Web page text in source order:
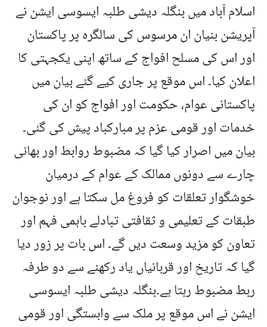
اسلام آباد میں بنگلہ دیشی طلبہ ایسوسی ایشن نے
آپریشن بنیان ان مرسوس کی سالگرہ پر پاکستان
اور اس کی مسلح افواج کے ساتھ اپنی یکجہتی کا
اعلان کیا۔ اس موقع پر جاری کیے گئے بیان میں
پاکستانی عوام، حکومت اور افواج کو ان کی
خدمات اور قومی عزم پر مبارکباد پیش کی گئی۔
بیان میں اصرار کیا گیا کہ مضبوط روابط اور بھائی
چارے سے دونوں ممالک کے عوام کے درمیان
خوشگوار تعلقات کو فروغ مل سکتا ہے اور نوجوان
طبقات کے تعلیمی و ثقافتی تبادلے باہمی فہم اور
تعاون کو مزید وسعت دیں گے۔ اس بات پر زور دیا
گیا کہ تاریخ اور قربانیاں یاد رکھنے سے دو طرفہ
ربط مضبوط رہتا ہے۔بنگلہ دیشی طلبہ ایسوسی
ایشن نے اس موقع پر ملک سے وابستگی اور قومی